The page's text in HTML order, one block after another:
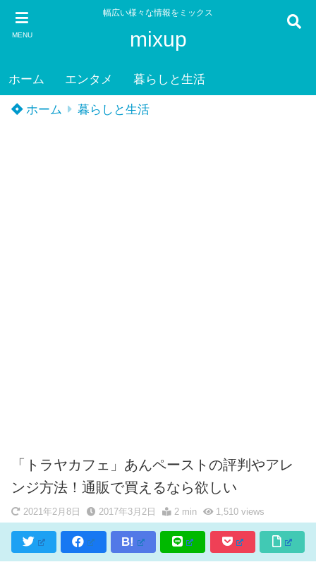
MENU
幅広い様々な情報をミックス
mixup
ホーム エンタメ 暮らしと生活
ホーム 暮らしと生活
「トラヤカフェ」あんペーストの評判やアレ
ンジ方法！通販で買えるなら欲しい
2021年2月8日 2017年3月2日 2 min 1,510views
B!